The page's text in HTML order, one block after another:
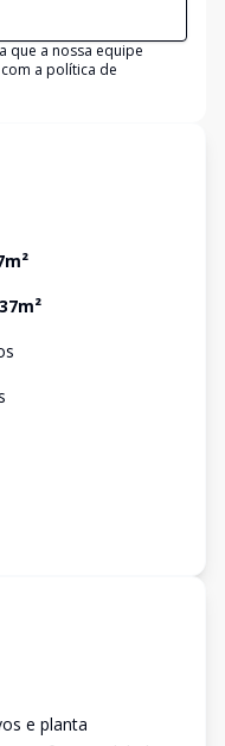
que a nossa equipe
a política de
m²
m²
s
e planta